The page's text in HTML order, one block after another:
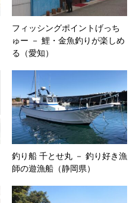
フィッシングポイントげっち
ゅー － 鯉・金魚釣りが楽しめ
る（愛知）
釣り船 千とせ丸 － 釣り好き漁
師の遊漁船（静岡県）